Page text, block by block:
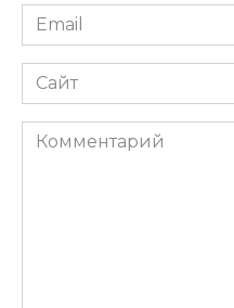
Email
Сайт
Комментарий